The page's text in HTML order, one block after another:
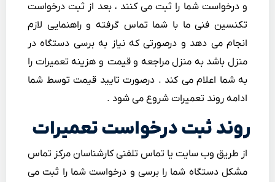
و درخواست شما را ثبت می کنند ، بعد از ثبت درخواست
تکنسین فنی ما با شما تماس گرفته و راهنمایی لازم
انجام می دهد و درصورتی که نیاز به برسی دستگاه در
منزل باشد به منزل مراجعه و قیمت و هزینه تعمیرات را
به شما اعلام می کند . درصورت تایید قیمت توسط شما
ادامه روند تعمیرات شروع می شود .
روند ثبت درخواست تعمیرات
از طریق وب سایت یا تماس تلفنی کارشناسان مرکز تماس
مشکل دستگاه شما را برسی و درخواست شما را ثبت می